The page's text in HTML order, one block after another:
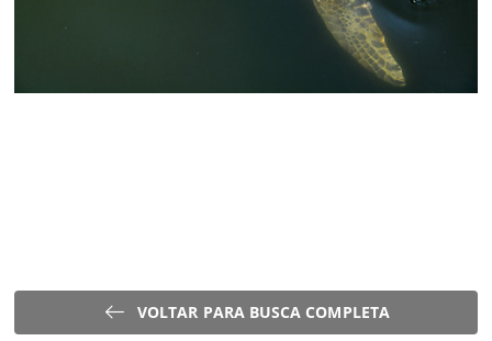
VOLTAR PARA BUSCA COMPLETA